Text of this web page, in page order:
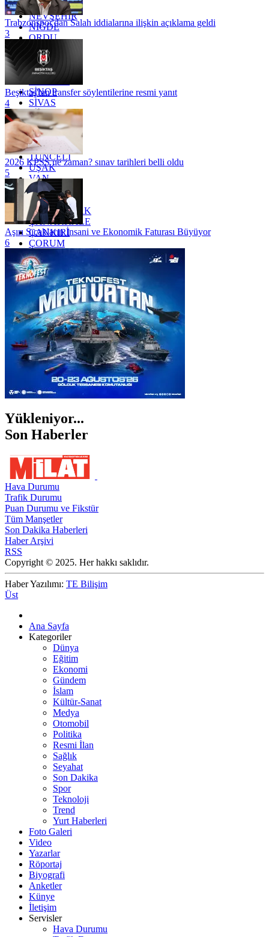
MUŞ
NEVŞEHİR
NİĞDE
ORDU
OSMANİYE
RİZE
SAKARYA
SİNOP
SİVAS
SİİRT
TEKİRDAĞ
TOKAT
TRABZON
TUNCELİ
UŞAK
VAN
YALOVA
YOZGAT
ZONGULDAK
ÇANAKKALE
ÇANKIRI
ÇORUM
İSTANBUL
İZMİR
ŞANLIURFA
ŞIRNAK
Trabzonspor'dan Salah iddialarına ilişkin açıklama geldi
3
Beşiktaş'tan transfer söylentilerine resmi yanıt
4
2026 KPSS ne zaman? sınav tarihleri belli oldu
5
Aşırı Sıcakların İnsani ve Ekonomik Faturası Büyüyor
6
Yükleniyor...
Son Haberler
Hava Durumu
Trafik Durumu
Puan Durumu ve Fikstür
Tüm Manşetler
Son Dakika Haberleri
Haber Arşivi
RSS
Copyright © 2025. Her hakkı saklıdır.
Haber Yazılımı: TE Bilişim
Üst
Ana Sayfa
Kategoriler
Dünya
Eğitim
Ekonomi
Gündem
İslam
Kültür-Sanat
Medya
Otomobil
Politika
Resmi İlan
Sağlık
Seyahat
Son Dakika
Spor
Teknoloji
Trend
Yurt Haberleri
Foto Galeri
Video
Yazarlar
Röportaj
Biyografi
Anketler
Künye
İletişim
Servisler
Hava Durumu